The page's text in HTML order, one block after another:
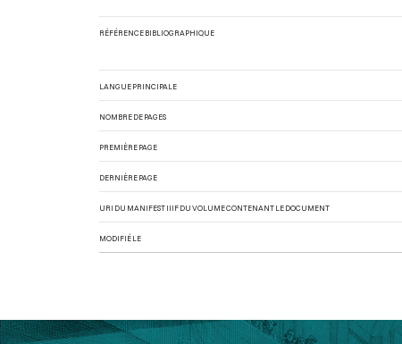
RÉFÉRENCE BIBLIOGRAPHIQUE
LANGUE PRINCIPALE
NOMBRE DE PAGES
PREMIÈRE PAGE
DERNIÈRE PAGE
URI DU MANIFEST IIIF DU VOLUME CONTENANT LE DOCUMENT
MODIFIÉ LE